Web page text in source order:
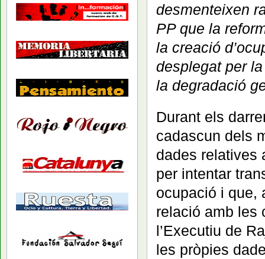
desmenteixen
PP que la
la creació
desplegat per
la degradació
Durant els
cadascun dels
dades relatives
per intentar
ocupació i que,
relació amb les
l’Executiu de
les pròpies